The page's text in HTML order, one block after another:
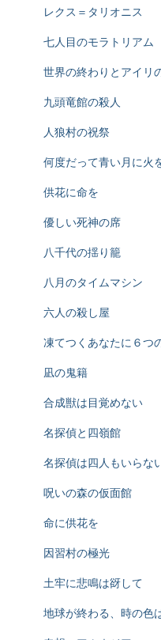
レクス＝タリオニス
七人目のモラトリアム
世界の終わりとアイリ
九頭竜館の殺人
人狼村の祝祭
何度だって青い月に火
供花に命を
優しい死神の席
八千代の揺り籠
八月のタイムマシン
六人の殺し屋
凍てつくあなたに６つ
凪の鬼籍
合成獣は目覚めない
名探偵と四嶺館
名探偵は四人もいらな
呪いの森の仮面館
命に供花を
因習村の極光
土牢に悲鳴は谺して
地球が終わる、時の色